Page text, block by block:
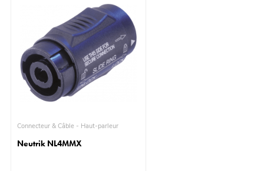
Connecteur & Câble - Haut-parleur
Neutrik NL4MMX